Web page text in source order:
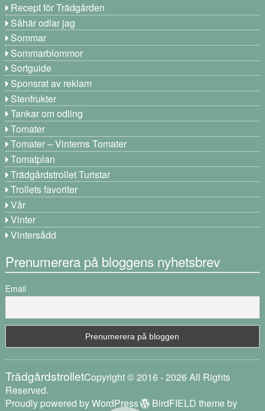
Recept för Trädgården
Såhär odlar jag
Sommar
Sommarblommor
Sortguide
Sponsrat av reklam
Stenfrukter
Tankar om odling
Tomater
Tomater – Vinterns Tomater
Tomatplan
Trädgårdstrollet Turistar
Trollets favoriter
Vår
Vinter
Vintersådd
Prenumerera på bloggens nyhetsbrev
Email
TrädgårdstrolletCopyright © 2016 - 2026 All Rights
Reserved.
Proudly powered by WordPress
BirdFIELD theme by